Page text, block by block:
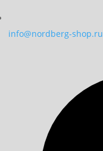
info@nordberg-shop.ru